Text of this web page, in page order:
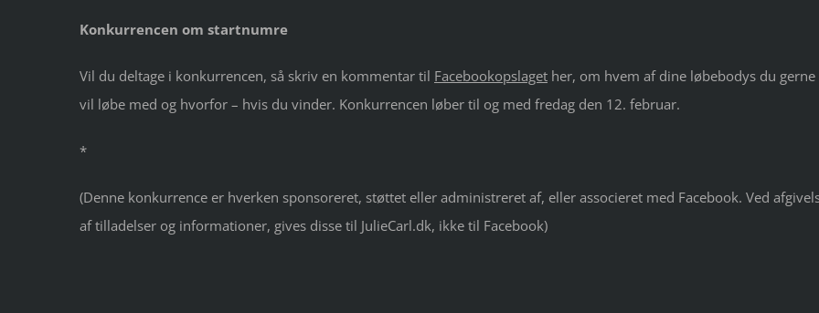
Konkurrencen om startnumre
Vil du deltage i konkurrencen, så skriv en kommentar til Facebookopslaget her, om hvem af dine løbebodys du gerne
vil løbe med og hvorfor – hvis du vinder. Konkurrencen løber til og med fredag den 12. februar.
*
(Denne konkurrence er hverken sponsoreret, støttet eller administreret af, eller associeret med Facebook. Ved
af tilladelser og informationer, gives disse til JulieCarl.dk, ikke til Facebook)